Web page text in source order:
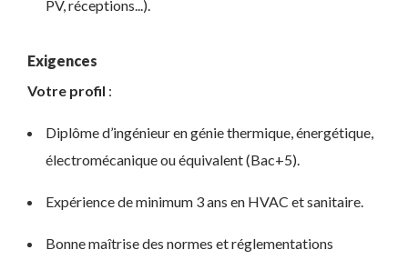
PV, réceptions...).
Exigences
Votre profil :
Diplôme d’ingénieur en génie thermique, énergétique,
électromécanique ou équivalent (Bac+5).
Expérience de minimum 3 ans en HVAC et sanitaire.
Bonne maîtrise des normes et réglementations